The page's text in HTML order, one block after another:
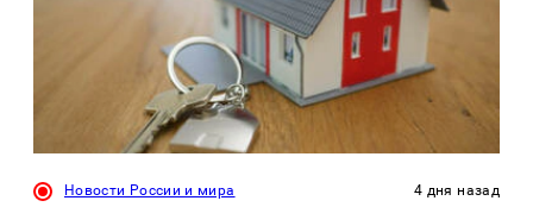
Новости России и мира 4 дня назад